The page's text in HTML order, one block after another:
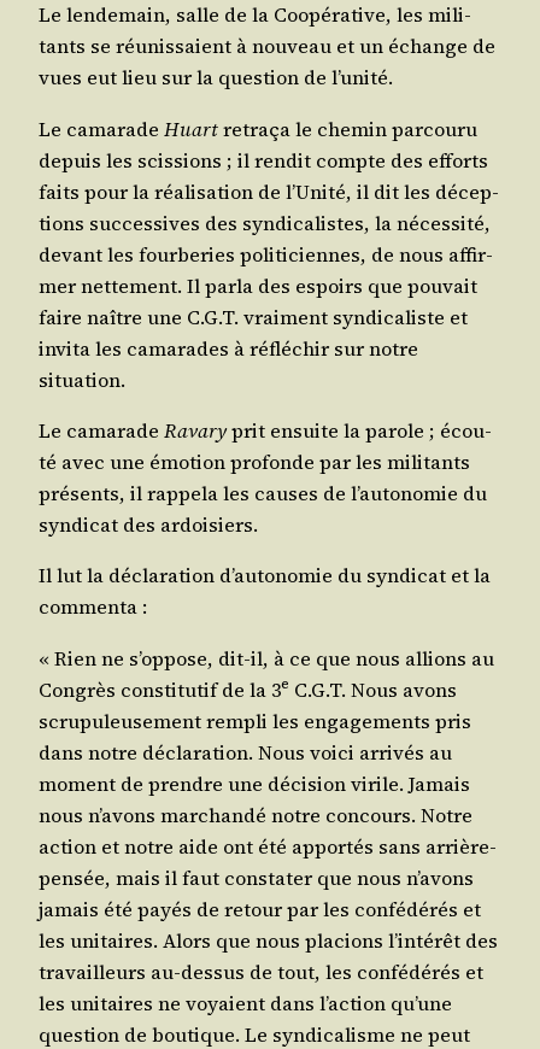
Le len­de­main, salle de la Coopé­ra­tive, les mili­
tants se réunis­saient à nou­veau et un échange de
vues eut lieu sur la ques­tion de l’unité.
Le cama­rade Huartretra­ça le che­min par­cou­ru
depuis les scis­sions ; il ren­dit compte des efforts
faits pour la réa­li­sa­tion de l’U­ni­té, il dit les décep­
tions suc­ces­sives des syn­di­ca­listes, la néces­si­té,
devant les four­be­ries poli­ti­ciennes, de nous affir­
mer net­te­ment. Il par­la des espoirs que pou­vait
faire naître une C.G.T. vrai­ment syn­di­ca­liste et
invi­ta les cama­rades à réflé­chir sur notre
situation.
Le cama­rade Rava­ryprit ensuite la parole ; écou­
té avec une émo­tion pro­fonde par les mili­tants
pré­sents, il rap­pe­la les causes de l’au­to­no­mie du
syn­di­cat des ardoisiers.
Il lut la décla­ra­tion d’au­to­no­mie du syn­di­cat et la
commenta :
« Rien ne s’op­pose, dit-il, à ce que nous allions au
Congrès consti­tu­tif de la 3e C.G.T. Nous avons
scru­pu­leu­se­ment rem­pli les enga­ge­ments pris
dans notre décla­ra­tion. Nous voi­ci arri­vés au
moment de prendre une déci­sion virile. Jamais
nous n’a­vons mar­chan­dé notre concours. Notre
action et notre aide ont été appor­tés sans arrière-
pen­sée, mais il faut consta­ter que nous n’a­vons
jamais été payés de retour par les confé­dé­rés et
les uni­taires. Alors que nous pla­cions l’in­té­rêt des
tra­vailleurs au-des­sus de tout, les confé­dé­rés et
les uni­taires ne voyaient dans l’ac­tion qu’une
ques­tion de bou­tique. Le syn­di­ca­lisme ne peut